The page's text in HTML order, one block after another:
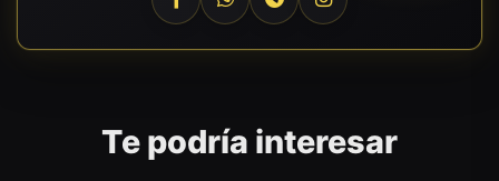
Te podría interesar